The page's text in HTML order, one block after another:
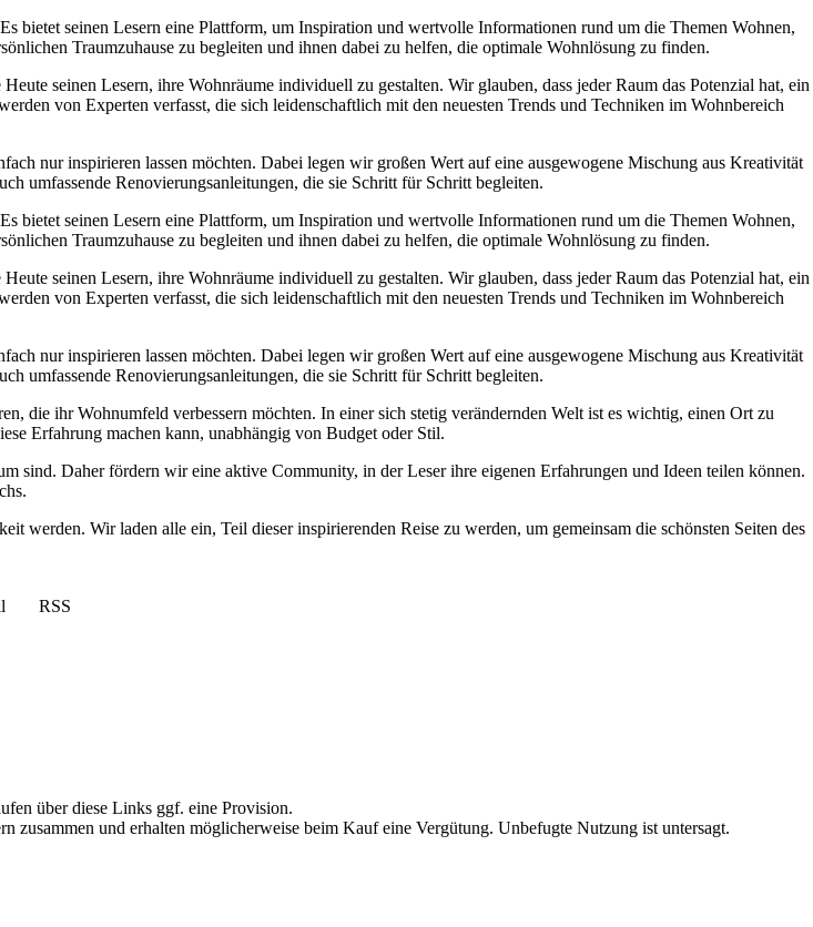
bietet seinen Lesern eine Plattform, um Inspiration und wertvolle Informationen rund um die Themen Wohnen,
Traumzuhause zu begleiten und ihnen dabei zu helfen, die optimale Wohnlösung zu finden.
seinen Lesern, ihre Wohnräume individuell zu gestalten. Wir glauben, dass jeder Raum das Potenzial hat, ein
von Experten verfasst, die sich leidenschaftlich mit den neuesten Trends und Techniken im Wohnbereich
nur inspirieren lassen möchten. Dabei legen wir großen Wert auf eine ausgewogene Mischung aus Kreativität
umfassende Renovierungsanleitungen, die sie Schritt für Schritt begleiten.
bietet seinen Lesern eine Plattform, um Inspiration und wertvolle Informationen rund um die Themen Wohnen,
Traumzuhause zu begleiten und ihnen dabei zu helfen, die optimale Wohnlösung zu finden.
seinen Lesern, ihre Wohnräume individuell zu gestalten. Wir glauben, dass jeder Raum das Potenzial hat, ein
von Experten verfasst, die sich leidenschaftlich mit den neuesten Trends und Techniken im Wohnbereich
nur inspirieren lassen möchten. Dabei legen wir großen Wert auf eine ausgewogene Mischung aus Kreativität
umfassende Renovierungsanleitungen, die sie Schritt für Schritt begleiten.
die ihr Wohnumfeld verbessern möchten. In einer sich stetig verändernden Welt ist es wichtig, einen Ort zu
Erfahrung machen kann, unabhängig von Budget oder Stil.
sind. Daher fördern wir eine aktive Community, in der Leser ihre eigenen Erfahrungen und Ideen teilen können.
werden. Wir laden alle ein, Teil dieser inspirierenden Reise zu werden, um gemeinsam die schönsten Seiten des
RSS
über diese Links ggf. eine Provision.
und erhalten möglicherweise beim Kauf eine Vergütung. Unbefugte Nutzung ist untersagt.